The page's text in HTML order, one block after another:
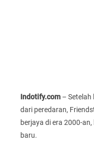
Indotify.com – Setelah
dari peredaran,
berjaya di era 2000-
baru.